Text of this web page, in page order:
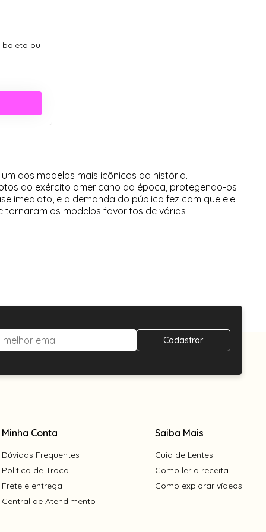
boleto ou
um dos modelos mais icônicos da história.
do exército americano da época, protegendo-os
imediato, e a demanda do público fez com que ele
tornaram os modelos favoritos de várias
Cadastrar
Minha Conta
Dúvidas Frequentes
Política de Troca
Frete e entrega
Central de Atendimento
Saiba Mais
Guia de Lentes
Como ler a receita
Como explorar vídeos